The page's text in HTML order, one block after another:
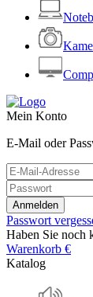
Mein Konto
E-Mail oder
Passwort
Haben Sie noch
Warenkorb €
Katalog